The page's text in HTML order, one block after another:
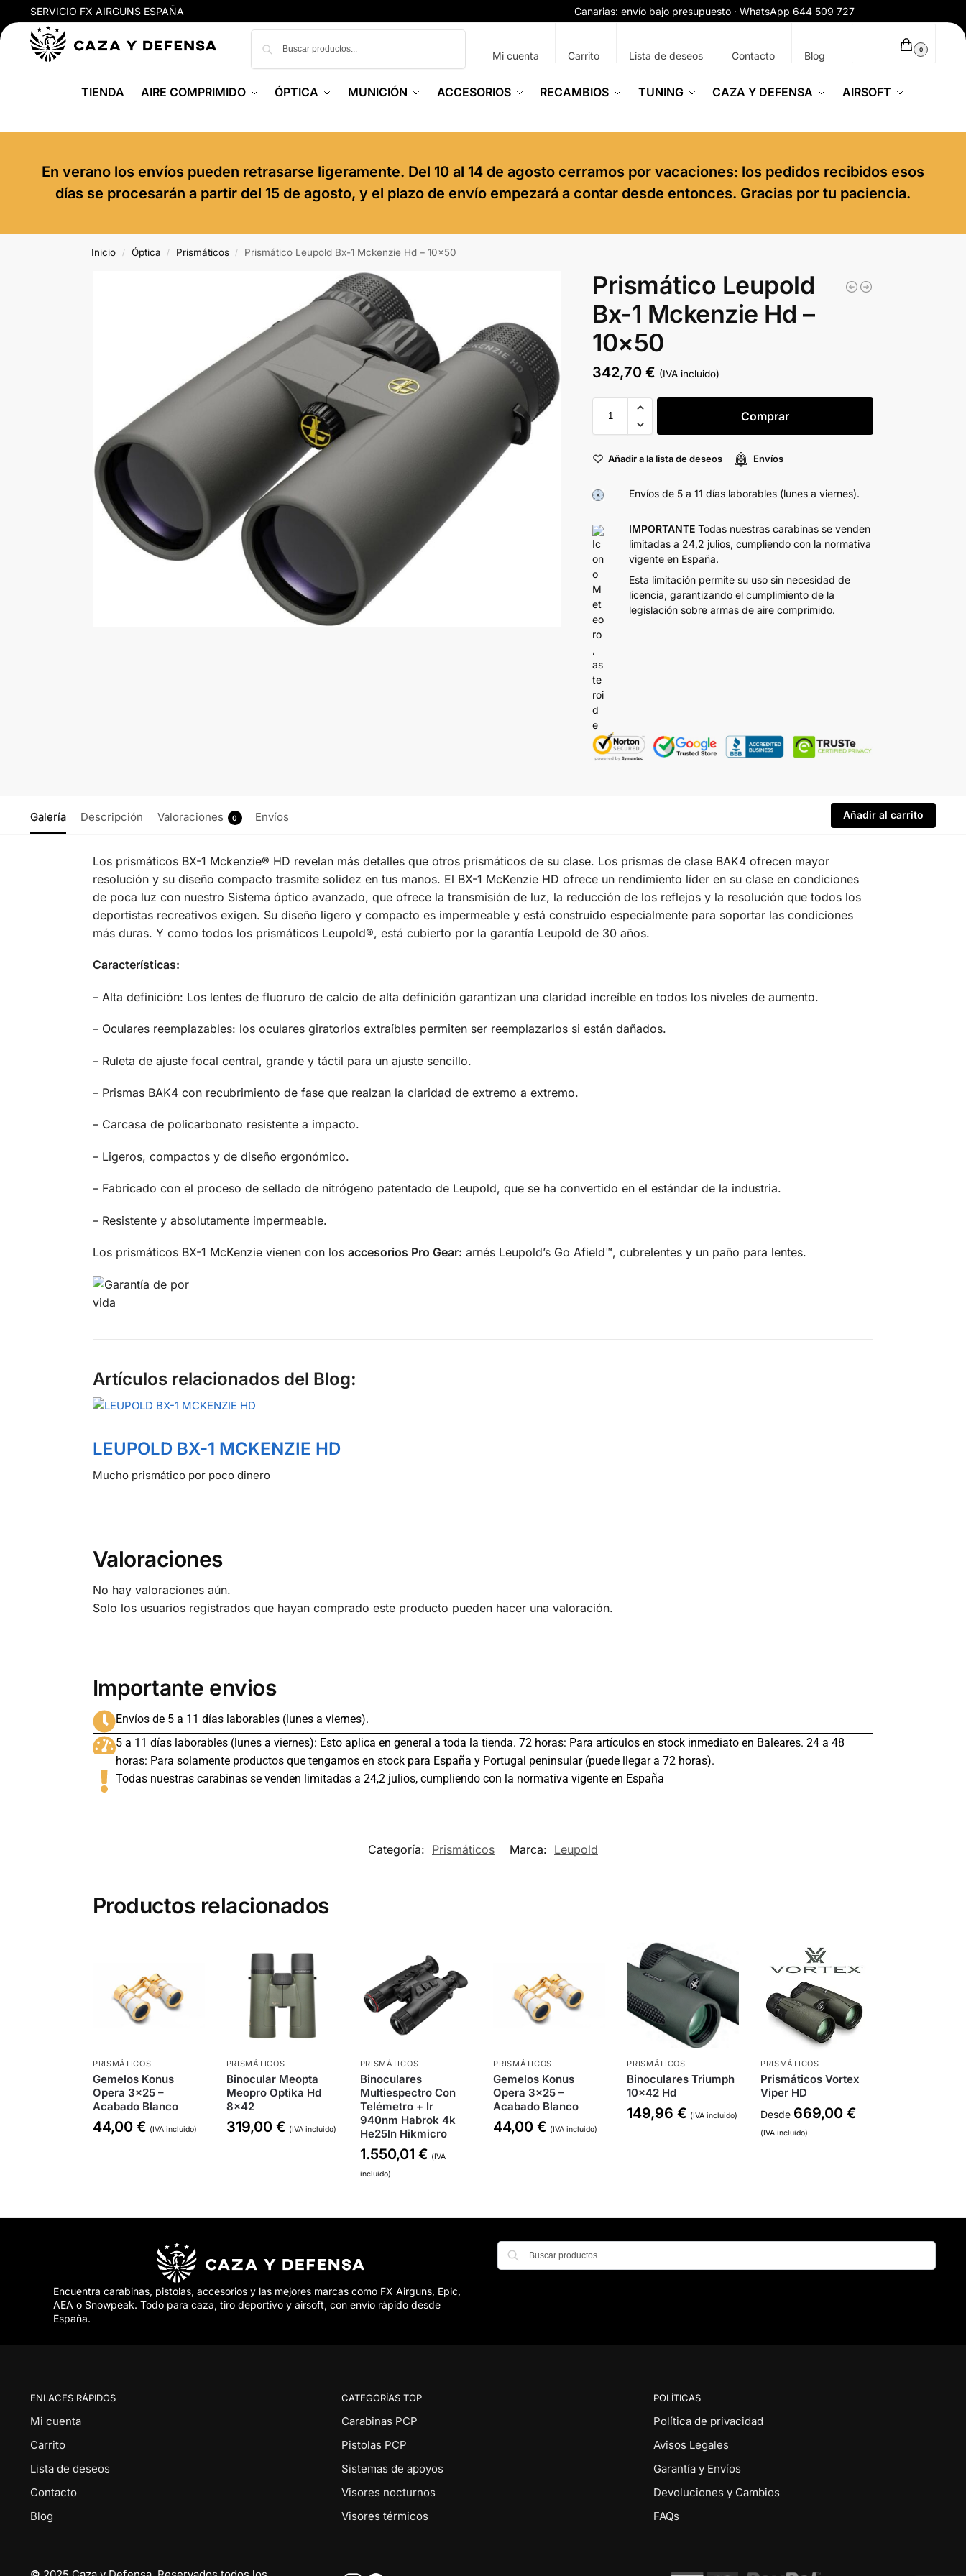
SERVICIO FX AIRGUNS ESPAÑA Canarias: envío bajo presupuesto · WhatsApp 644 509 727
Mi cuenta Carrito Lista de deseos Contacto Blog 0
TIENDA AIRE COMPRIMIDO ÓPTICA MUNICIÓN ACCESORIOS RECAMBIOS TUNING CAZA Y DEFENSA AIRSOFT
En verano los envíos pueden retrasarse ligeramente. Del 10 al 14 de agosto cerramos por vacaciones: los pedidos recibidos esos
días se procesarán a partir del 15 de agosto, y el plazo de envío empezará a contar desde entonces. Gracias por tu paciencia.
Inicio / Óptica / Prismáticos / Prismático Leupold Bx-1 Mckenzie Hd – 10×50
Prismático Leupold
Bx-1 Mckenzie Hd –
10×50
342,70€ (IVA incluido)
Comprar
Añadir a la lista de deseos Envíos
Envíos de 5 a 11 días laborables (lunes a viernes).
IMPORTANTE Todas nuestras carabinas se venden
limitadas a 24,2 julios, cumpliendo con la normativa
vigente en España.
Esta limitación permite su uso sin necesidad de
licencia, garantizando el cumplimiento de la
legislación sobre armas de aire comprimido.
Galería Descripción Valoraciones 0 Envíos Añadir al carrito
Los prismáticos BX-1 Mckenzie® HD revelan más detalles que otros prismáticos de su clase. Los prismas de clase BAK4 ofrecen mayor
resolución y su diseño compacto trasmite solidez en tus manos. El BX-1 McKenzie HD ofrece un rendimiento líder en su clase en condiciones
de poca luz con nuestro Sistema óptico avanzado, que ofrece la transmisión de luz, la reducción de los reflejos y la resolución que todos los
deportistas recreativos exigen. Su diseño ligero y compacto es impermeable y está construido especialmente para soportar las condiciones
más duras. Y como todos los prismáticos Leupold®, está cubierto por la garantía Leupold de 30 años.
Características:
– Alta definición: Los lentes de fluoruro de calcio de alta definición garantizan una claridad increíble en todos los niveles de aumento.
– Oculares reemplazables: los oculares giratorios extraíbles permiten ser reemplazarlos si están dañados.
– Ruleta de ajuste focal central, grande y táctil para un ajuste sencillo.
– Prismas BAK4 con recubrimiento de fase que realzan la claridad de extremo a extremo.
– Carcasa de policarbonato resistente a impacto.
– Ligeros, compactos y de diseño ergonómico.
– Fabricado con el proceso de sellado de nitrógeno patentado de Leupold, que se ha convertido en el estándar de la industria.
– Resistente y absolutamente impermeable.
Los prismáticos BX-1 McKenzie vienen con los accesorios Pro Gear: arnés Leupold’s Go Afield™, cubrelentes y un paño para lentes.
Artículos relacionados del Blog:
LEUPOLD BX-1 MCKENZIE HD
Mucho prismático por poco dinero
Valoraciones
No hay valoraciones aún.
Solo los usuarios registrados que hayan comprado este producto pueden hacer una valoración.
Importante envios
Envíos de 5 a 11 días laborables (lunes a viernes).
5 a 11 días laborables (lunes a viernes): Esto aplica en general a toda la tienda. 72 horas: Para artículos en stock inmediato en Baleares. 24 a 48
horas: Para solamente productos que tengamos en stock para España y Portugal peninsular (puede llegar a 72 horas).
Todas nuestras carabinas se venden limitadas a 24,2 julios, cumpliendo con la normativa vigente en España
Categoría: Prismáticos Marca: Leupold
Productos relacionados
PRISMÁTICOS
Gemelos Konus
Opera 3×25 –
Acabado Blanco
44,00 € (IVA incluido)
PRISMÁTICOS
Binocular Meopta
Meopro Optika Hd
8×42
319,00 € (IVA incluido)
PRISMÁTICOS
Binoculares
Multiespectro Con
Telémetro + Ir
940nm Habrok 4k
He25ln Hikmicro
1.550,01 € (IVA
incluido)
PRISMÁTICOS
Gemelos Konus
Opera 3×25 –
Acabado Blanco
44,00€ (IVA incluido)
PRISMÁTICOS
Binoculares Triumph
10×42 Hd
149,96€ (IVA incluido)
PRISMÁTICOS
Prismáticos Vortex
Viper HD
Desde 669,00 €
(IVA incluido)
Encuentra carabinas, pistolas, accesorios y las mejores marcas como FX Airguns, Epic,
AEA o Snowpeak. Todo para caza, tiro deportivo y airsoft, con envío rápido desde
España.
ENLACES RÁPIDOS
Mi cuenta
Carrito
Lista de deseos
Contacto
Blog
CATEGORÍAS TOP
Carabinas PCP
Pistolas PCP
Sistemas de apoyos
Visores nocturnos
Visores térmicos
POLÍTICAS
Política de privacidad
Avisos Legales
Garantía y Envíos
Devoluciones y Cambios
FAQs